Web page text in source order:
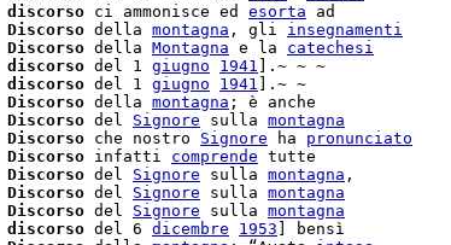
discorso ci ammonisce ed esorta ad
Discorso della montagna , gli insegnamenti
Discorso della Montagna e la catechesi
discorso del 1 giugno 1941 ].~ ~ ~
discorso del 1 giugno 1941 ].~ ~
Discorso della montagna ; è anche
Discorso del Signore sulla montagna
Discorso che nostro Signore ha pronunciato
Discorso infatti comprende tutte
Discorso del Signore sulla montagna
Discorso del Signore sulla montagna
Discorso del Signore sulla montagna
discorso del 6 dicembre 1953 ] bensì